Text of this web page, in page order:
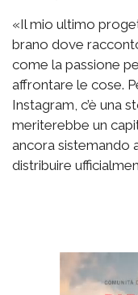
«Il mio ultimo
brano dove
come la passione
affrontare le cose.
Instagram, c’è una
meriterebbe un
ancora sistemando
distribuire